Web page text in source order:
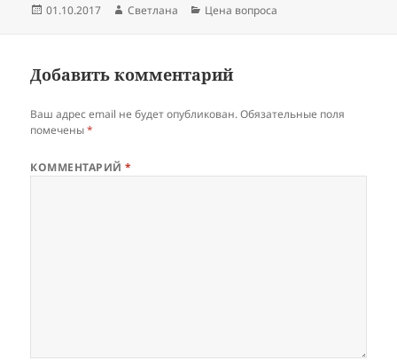
Опубликовано
01.10.2017 Автор
Светлана Рубрики
Цена вопроса
Добавить комментарий
Ваш адрес email не будет опубликован. Обязательные поля
помечены*
КОММЕНТАРИЙ*